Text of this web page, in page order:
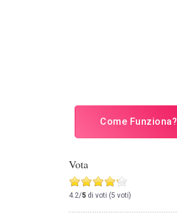
Come Funziona?
Vota
4.2/5 di voti (5 voti)